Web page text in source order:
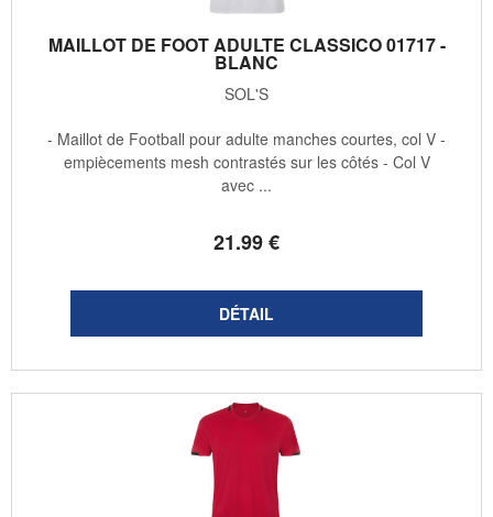
MAILLOT DE FOOT ADULTE CLASSICO 01717 -
BLANC
SOL'S
21.99€
- Maillot de Football pour adulte manches courtes, col V -
empiècements mesh contrastés sur les côtés - Col V
avec ...